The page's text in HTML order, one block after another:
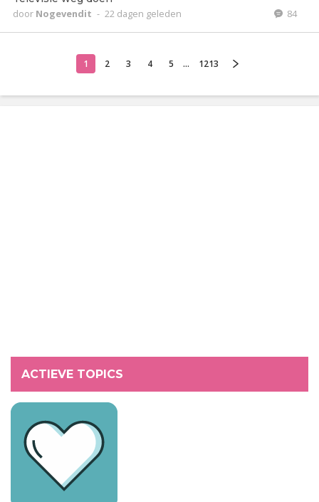
door Nogevendit - 22 dagen geleden 84
1 2 3 4 5 ... 1213
ACTIEVE TOPICS